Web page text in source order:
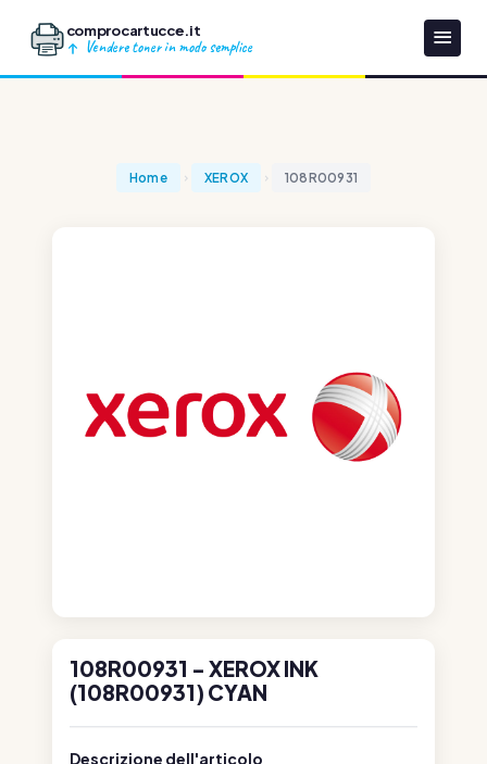
comprocartucce.it
Vendere toner in modo semplice
Home XEROX 108R00931
108R00931 - XEROX INK
(108R00931) CYAN
Descrizione dell'articolo